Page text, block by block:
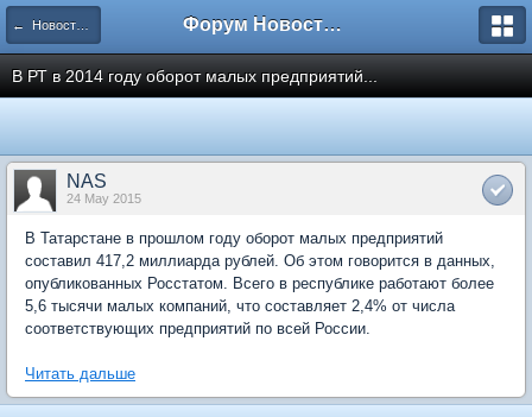
← Новости рынка недвижимости Форум Новостройки
В РТ в 2014 году оборот малых предприятий...
NAS
24 May 2015
В Татарстане в прошлом году оборот малых предприятий
составил 417,2 миллиарда рублей. Об этом говорится в данных,
опубликованных Росстатом. Всего в республике работают более
5,6 тысячи малых компаний, что составляет 2,4% от числа
соответствующих предприятий по всей России.
Читать дальше